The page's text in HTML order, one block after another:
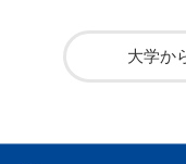
大学か